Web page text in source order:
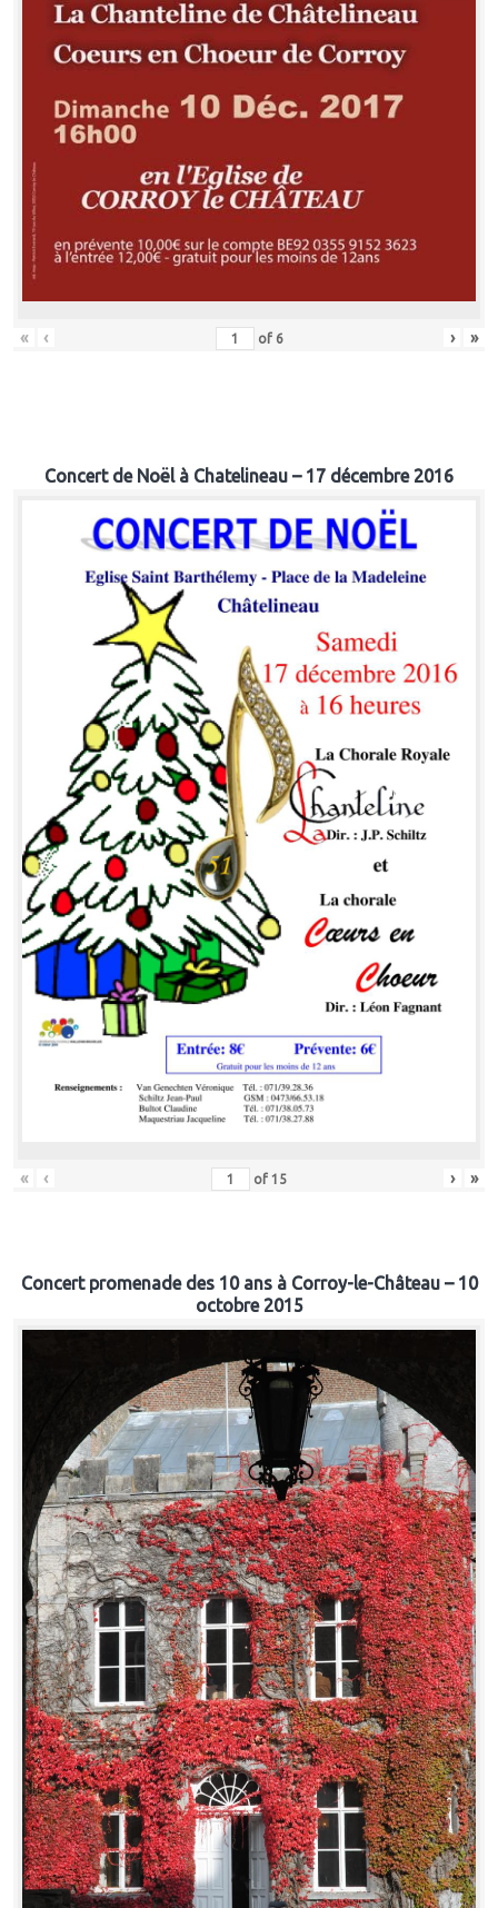
« ‹ of 6 › »
Concert de Noël à Chatelineau – 17 décembre 2016
« ‹ of 15 › »
Concert promenade des 10 ans à Corroy-le-Château – 10
octobre 2015